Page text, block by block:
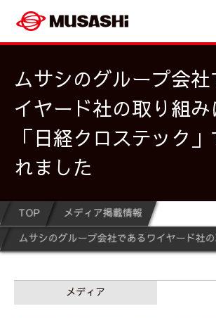
ムサシのグループ会社
イヤード社の取り組み
「日経クロステック
れました
TOP
メディア掲載情報
メディア